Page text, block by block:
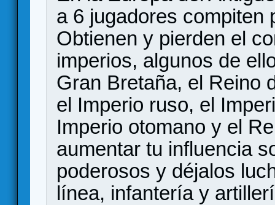
a 6 jugadores compiten
Obtienen y pierden el
imperios, algunos de
Gran Bretaña, el Reino
el Imperio ruso, el
Imperio otomano y el
aumentar tu influencia
poderosos y déjalos
línea, infantería y